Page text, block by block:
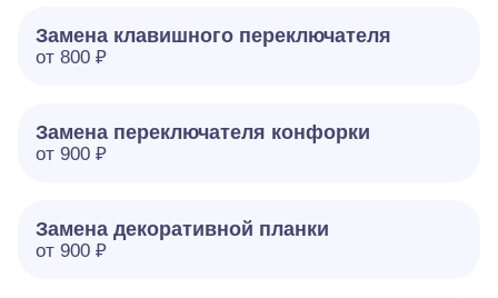
Замена клавишного переключателя
от 800 ₽
Замена переключателя конфорки
от 900 ₽
Замена декоративной планки
от 900 ₽